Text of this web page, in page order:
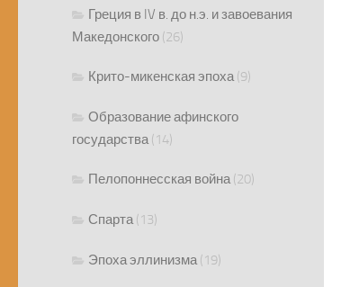
Греция в IV в. до н.э. и завоевания
Македонского (26)
Крито-микенская эпоха(9)
Образование афинского
государства(14)
Пелопоннесская война(20)
Спарта(13)
Эпоха эллинизма(19)